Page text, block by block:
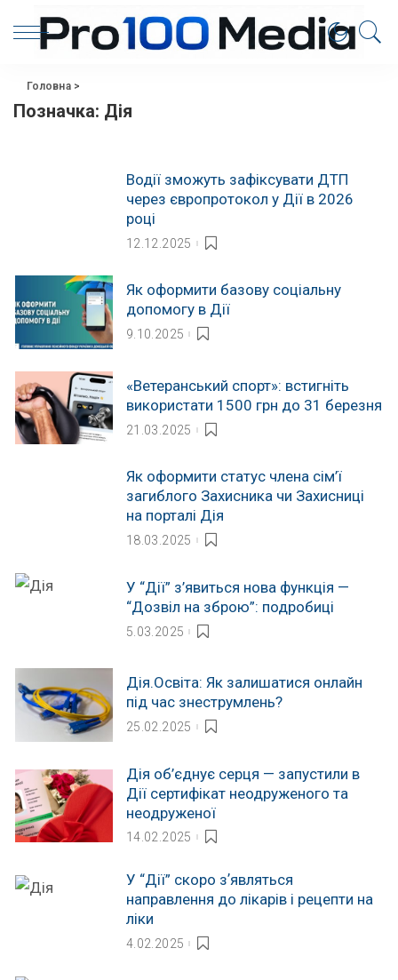
Головна>
Позначка: Дія
Водії зможуть зафіксувати ДТП
через європротокол у Дії в 2026
році
12.12.2025
Як оформити базову соціальну
допомогу в Дії
9.10.2025
«Ветеранський спорт»: встигніть
використати 1500 грн до 31 березня
21.03.2025
Як оформити статус члена сім’ї
загиблого Захисника чи Захисниці
на порталі Дія
18.03.2025
У “Дії” з’явиться нова функція —
“Дозвіл на зброю”: подробиці
5.03.2025
Дія.Освіта: Як залишатися онлайн
під час знеструмлень?
25.02.2025
Дія об’єднує серця — запустили в
Дії сертифікат неодруженого та
неодруженої
14.02.2025
У “Дії” скоро зʼявляться
направлення до лікарів і рецепти на
ліки
4.02.2025